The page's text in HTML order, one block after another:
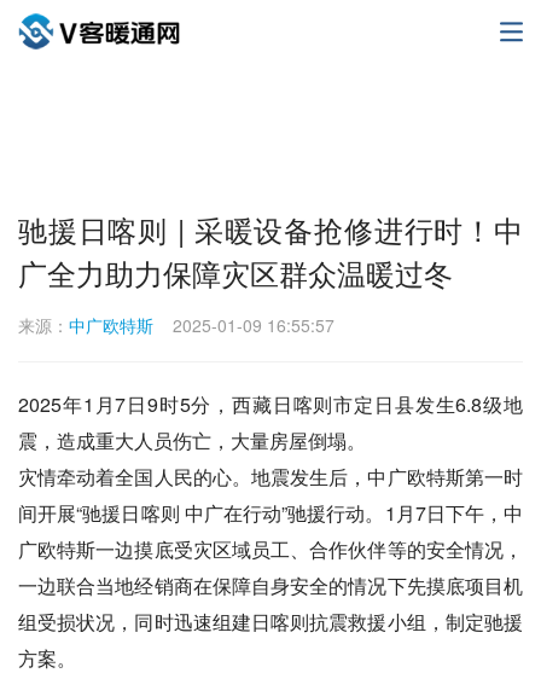
驰援日喀则 | 采暖设备抢修进行时！中
广全力助力保障灾区群众温暖过冬
来源： 中广欧特斯 2025-01-09 16:55:57
2025年1月7日9时5分，西藏日喀则市定日县发生6.8级地
震，造成重大人员伤亡，大量房屋倒塌。
灾情牵动着全国人民的心。地震发生后，中广欧特斯第一时
间开展“驰援日喀则 中广在行动”驰援行动。1月7日下午，中
广欧特斯一边摸底受灾区域员工、合作伙伴等的安全情况，
一边联合当地经销商在保障自身安全的情况下先摸底项目机
组受损状况，同时迅速组建日喀则抗震救援小组，制定驰援
方案。